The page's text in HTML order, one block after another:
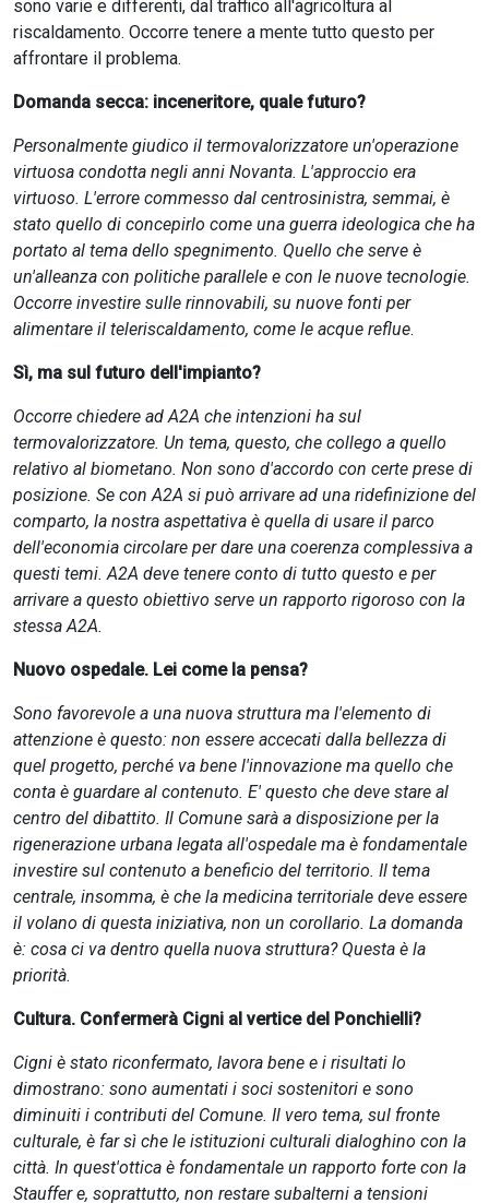
sono varie e differenti, dal traffico all'agricoltura al
riscaldamento. Occorre tenere a mente tutto questo per
affrontare il problema.
Domanda secca: inceneritore, quale futuro?
Personalmente giudico il termovalorizzatore un'operazione
virtuosa condotta negli anni Novanta. L'approccio era
virtuoso. L'errore commesso dal centrosinistra, semmai, è
stato quello di concepirlo come una guerra ideologica che ha
portato al tema dello spegnimento. Quello che serve è
un'alleanza con politiche parallele e con le nuove tecnologie.
Occorre investire sulle rinnovabili, su nuove fonti per
alimentare il teleriscaldamento, come le acque reflue.
Sì, ma sul futuro dell'impianto?
Occorre chiedere ad A2A che intenzioni ha sul
termovalorizzatore. Un tema, questo, che collego a quello
relativo al biometano. Non sono d'accordo con certe prese di
posizione. Se con A2A si può arrivare ad una ridefinizione del
comparto, la nostra aspettativa è quella di usare il parco
dell'economia circolare per dare una coerenza complessiva a
questi temi. A2A deve tenere conto di tutto questo e per
arrivare a questo obiettivo serve un rapporto rigoroso con la
stessa A2A.
Nuovo ospedale. Lei come la pensa?
Sono favorevole a una nuova struttura ma l'elemento di
attenzione è questo: non essere accecati dalla bellezza di
quel progetto, perché va bene l'innovazione ma quello che
conta è guardare al contenuto. E' questo che deve stare al
centro del dibattito. Il Comune sarà a disposizione per la
rigenerazione urbana legata all'ospedale ma è fondamentale
investire sul contenuto a beneficio del territorio. Il tema
centrale, insomma, è che la medicina territoriale deve essere
il volano di questa iniziativa, non un corollario. La domanda
è: cosa ci va dentro quella nuova struttura? Questa è la
priorità.
Cultura. Confermerà Cigni al vertice del Ponchielli?
Cigni è stato riconfermato, lavora bene e i risultati lo
dimostrano: sono aumentati i soci sostenitori e sono
diminuiti i contributi del Comune. Il vero tema, sul fronte
culturale, è far sì che le istituzioni culturali dialoghino con la
città. In quest'ottica è fondamentale un rapporto forte con la
Stauffer e, soprattutto, non restare subalterni a tensioni